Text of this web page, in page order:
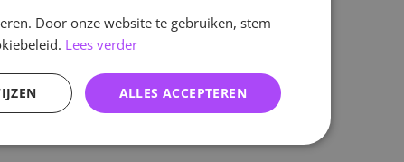
Door onze website te gebruiken, stem
Lees verder
ALLES ACCEPTEREN